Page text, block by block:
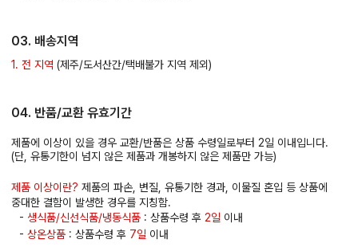
03. 배송지역
1. 전 지역 (제주/도서산간/택배불가 지역 제외)
04. 반품/교환 유효기간
제품에 이상이 있을 경우 교환/반품은 상품 수령일로부터 2일 이내입니다.
(단, 유통기한이 넘지 않은 제품과 개봉하지 않은 제품만 가능)
제품 이상이란? 제품의 파손, 변질, 유통기한 경과, 이물질 혼입 등 상품에
중대한 결함이 발생한 경우를 지칭함.
- 생식품/신선식품/냉동식품 : 상품수령 후 2일 이내
- 상온상품 : 상품수령 후 7일 이내